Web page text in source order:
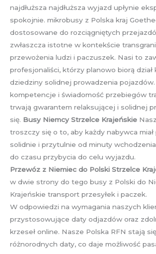
najdłuższa najdłuższa wyjazd upłynie
spokojnie. mikrobusy z Polska kraj
dostosowane do rozciągniętych
zwłaszcza istotne w kontekście
przewożenia ludzi i paczuszek. Nasi to
profesjonaliści, którzy planowo biorą dział
dziedziny solidnej prowadzenia
kompetencje i świadomość przebiegów
trwają gwarantem relaksującej i solidnej
się. Busy Niemcy Strzelce Krajeńskie
troszczy się o to, aby każdy nabywca
solidnie i przytulnie od minuty
do czasu przybycia do celu wyjazdu.
Przewóz z Niemiec do Polski Strzelce
w dwie strony do tego busy z Polski do
Krajeńskie transport przesyłek i paczek.
W odpowiedzi na wymagania naszych
przystosowujące daty odjazdów oraz
krzeseł online. Nasze Polska RFN stają
różnorodnych daty, co daje możliwość